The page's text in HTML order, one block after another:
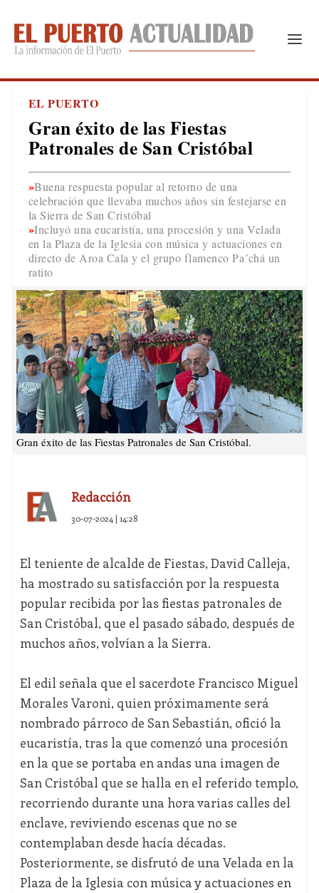
EL PUERTO
Gran éxito de las Fiestas
Patronales de San Cristóbal
Buena respuesta popular al retorno de una
celebración que llevaba muchos años sin festejarse en
la Sierra de San Cristóbal
Incluyó una eucaristía, una procesión y una Velada
en la Plaza de la Iglesia con música y actuaciones en
directo de Aroa Cala y el grupo flamenco Pa´chá un
ratito
Gran éxito de las Fiestas Patronales de San Cristóbal.
Redacción
30-07-2024 | 14:28
El teniente de alcalde de Fiestas, David Calleja,
ha mostrado su satisfacción por la respuesta
popular recibida por las fiestas patronales de
San Cristóbal, que el pasado sábado, después de
muchos años, volvían a la Sierra.
El edil señala que el sacerdote Francisco Miguel
Morales Varoni, quien próximamente será
nombrado párroco de San Sebastián, ofició la
eucaristía, tras la que comenzó una procesión
en la que se portaba en andas una imagen de
San Cristóbal que se halla en el referido templo,
recorriendo durante una hora varias calles del
enclave, reviviendo escenas que no se
contemplaban desde hacía décadas.
Posteriormente, se disfrutó de una Velada en la
Plaza de la Iglesia con música y actuaciones en